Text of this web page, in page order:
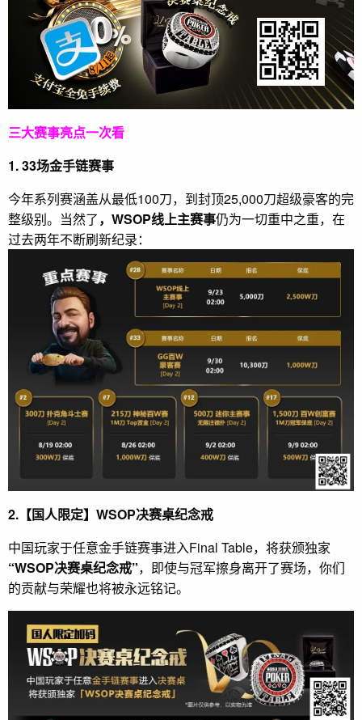
三大赛事亮点一次看
1. 33场金手链赛事
今年系列赛涵盖从最低100刀，到封顶25,000刀超级豪客的完
整级别。当然了，WSOP线上主赛事仍为一切重中之重，在
过去两年不断刷新纪录：
2.【国人限定】WSOP决赛桌纪念戒
中国玩家于任意金手链赛事进入Final Table，将获颁独家
“WSOP决赛桌纪念戒”，即使与冠军擦身离开了赛场，你们
的贡献与荣耀也将被永远铭记。